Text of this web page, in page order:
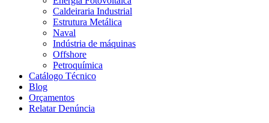
Caldeiraria Industrial
Estrutura Metálica
Naval
Indústria de máquinas
Offshore
Petroquímica
Catálogo Técnico
Blog
Orçamentos
Relatar Denúncia